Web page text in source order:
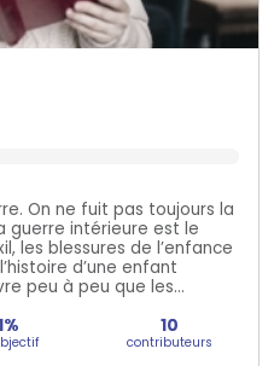
On ne fuit pas toujours la
guerre intérieure est le
les blessures de l’enfance
d’une enfant
peu à peu que les...
10
contributeurs